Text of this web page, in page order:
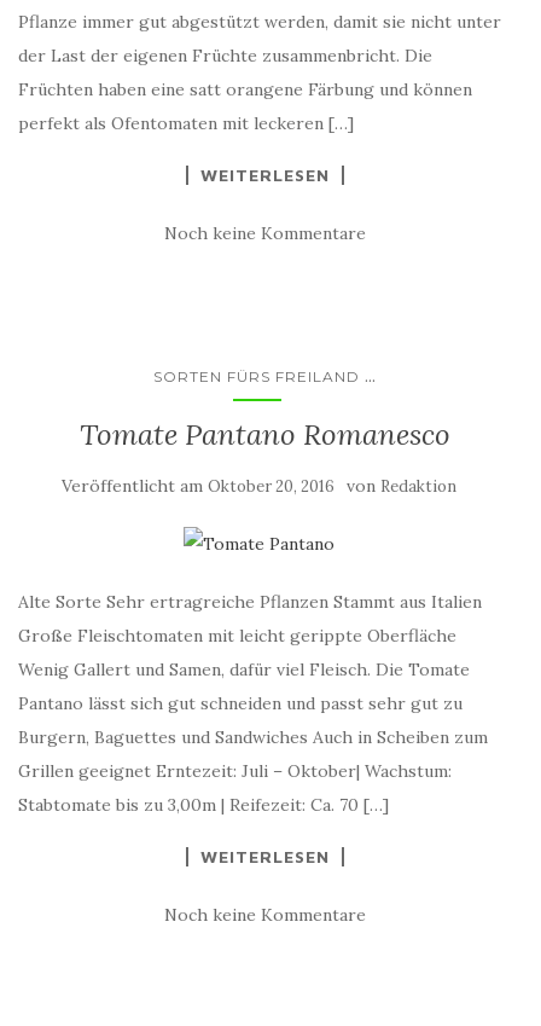
Pflanze immer gut abgestützt werden, damit sie nicht unter
der Last der eigenen Früchte zusammenbricht. Die
Früchten haben eine satt orangene Färbung und können
perfekt als Ofentomaten mit leckeren […]
WEITERLESEN
Noch keine Kommentare
SORTEN FÜRS FREILAND ...
Tomate Pantano Romanesco
Veröffentlicht am Oktober 20, 2016 von Redaktion
Alte Sorte Sehr ertragreiche Pflanzen Stammt aus Italien
Große Fleischtomaten mit leicht gerippte Oberfläche
Wenig Gallert und Samen, dafür viel Fleisch. Die Tomate
Pantano lässt sich gut schneiden und passt sehr gut zu
Burgern, Baguettes und Sandwiches Auch in Scheiben zum
Grillen geeignet Erntezeit: Juli – Oktober| Wachstum:
Stabtomate bis zu 3,00m | Reifezeit: Ca. 70 […]
WEITERLESEN
Noch keine Kommentare